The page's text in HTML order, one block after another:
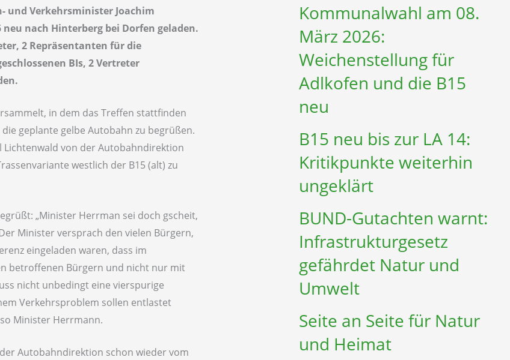
und Verkehrsminister Joachim
nach Hinterberg bei Dorfen geladen.
2 Repräsentanten für die
BIs, 2 Vertreter
in dem das Treffen stattfinden
geplante gelbe Autobahn zu begrüßen.
von der Autobahndirektion
westlich der B15 (alt) zu
„Minister Herrman sei doch gscheit,
Minister versprach den vielen Bürgern,
eingeladen waren, dass im
betroffenen Bürgern und nicht nur mit
nicht unbedingt eine vierspurige
Verkehrsproblem sollen entlastet
Minister Herrmann.
Autobahndirektion schon wieder vom
Kommunalwahl am 08.
März 2026:
Weichenstellung für
Adlkofen und die B15
neu
B15 neu bis zur LA 14:
Kritikpunkte weiterhin
ungeklärt
BUND-Gutachten warnt:
Infrastruktur­gesetz
gefährdet Natur und
Umwelt
Seite an Seite für Natur
und Heimat